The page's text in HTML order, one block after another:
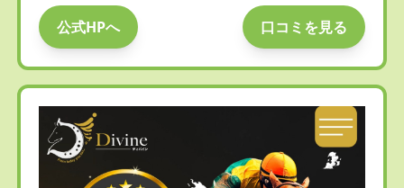
公式HPへ 口コミを見る